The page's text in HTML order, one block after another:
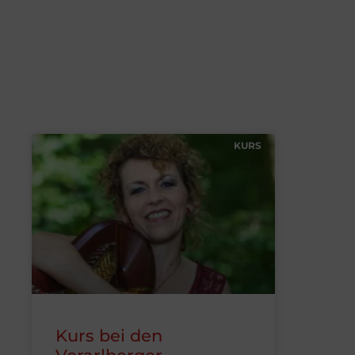
KURS
Kurs bei den